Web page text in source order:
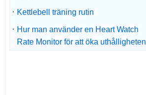
· Kettlebell träning rutin
· Hur man använder en Heart Watch
Rate Monitor för att öka uthålligheten